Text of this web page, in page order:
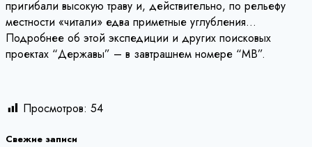
пригибали высокую траву и, действительно, по рельефу
местности «читали» едва приметные углубления…
Подробнее об этой экспедиции и других поисковых
проектах “Державы” – в завтрашнем номере “МВ”.
Просмотров: 54
Свежие записи